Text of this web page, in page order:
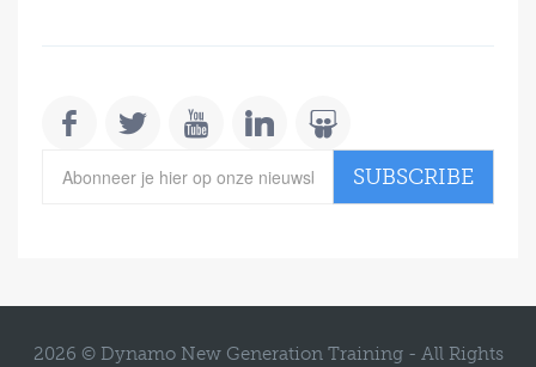
SUBSCRIBE
2026 © Dynamo New Generation Training - All Rights